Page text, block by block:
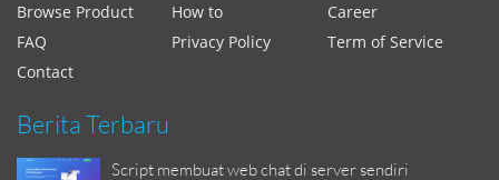
Browse Product
How to
Career
FAQ
Privacy Policy
Term of Service
Contact
Berita Terbaru
Script membuat web chat di server sendiri